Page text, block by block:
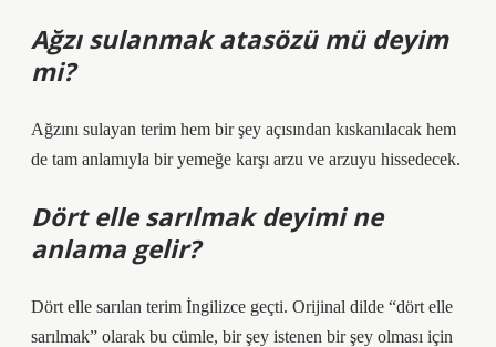
Ağzı sulanmak atasözü mü deyim
mi?
Ağzını sulayan terim hem bir şey açısından kıskanılacak hem
de tam anlamıyla bir yemeğe karşı arzu ve arzuyu hissedecek.
Dört elle sarılmak deyimi ne
anlama gelir?
Dört elle sarılan terim İngilizce geçti. Orijinal dilde “dört elle
sarılmak” olarak bu cümle, bir şey istenen bir şey olması için